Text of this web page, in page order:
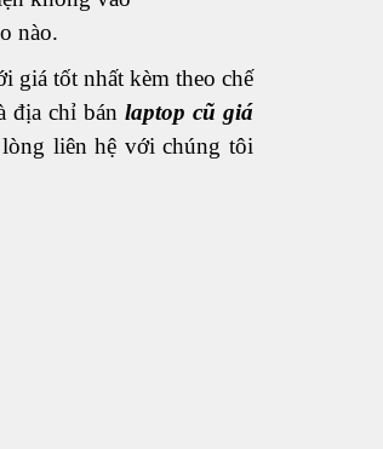
nào.
giá tốt nhất kèm theo chế
địa chỉ bánlaptop cũ giá
liên hệ với chúng tôi